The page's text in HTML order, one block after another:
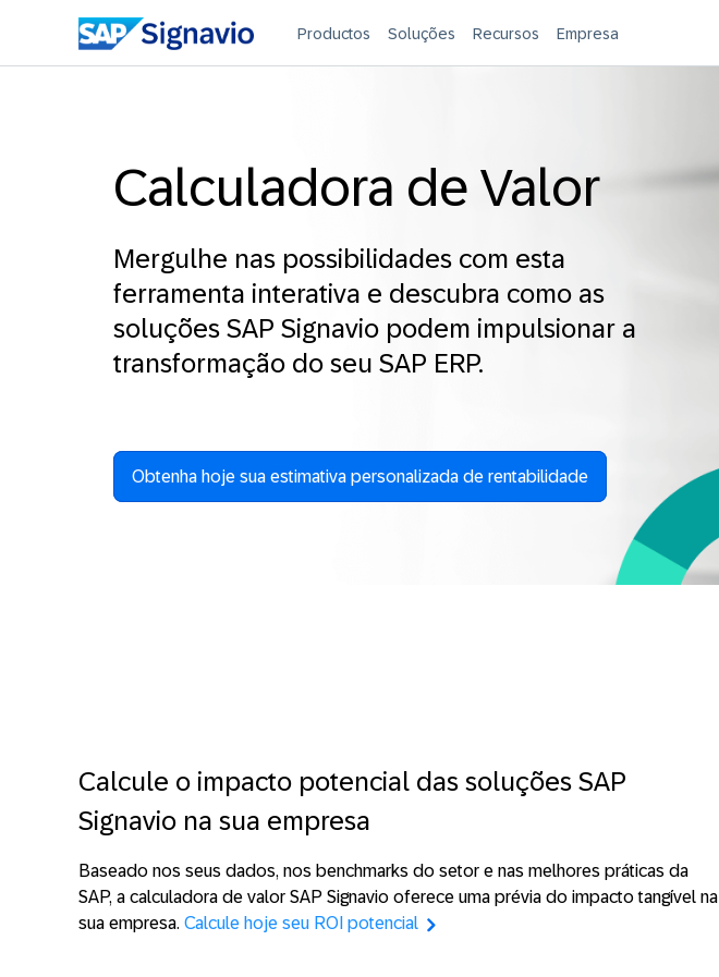
Productos Soluções Recursos Empresa
Calculadora de Valor
Mergulhe nas possibilidades com esta
ferramenta interativa e descubra como as
soluções SAP Signavio podem impulsionar a
transformação do seu SAP ERP.
Obtenha hoje sua estimativa personalizada de rentabilidade
Calcule o impacto potencial das soluções SAP
Signavio na sua empresa
Baseado nos seus dados, nos benchmarks do setor e nas melhores práticas da
SAP, a calculadora de valor SAP Signavio oferece uma prévia do impacto tangível na
sua empresa. Calcule hoje seu ROI potencial